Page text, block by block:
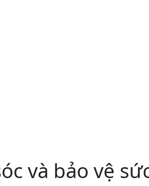
và bảo vệ